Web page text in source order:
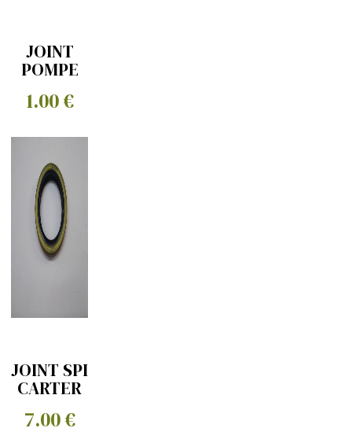
JOINT
POMPE
1.00 €
JOINT SPI
CARTER
7.00 €